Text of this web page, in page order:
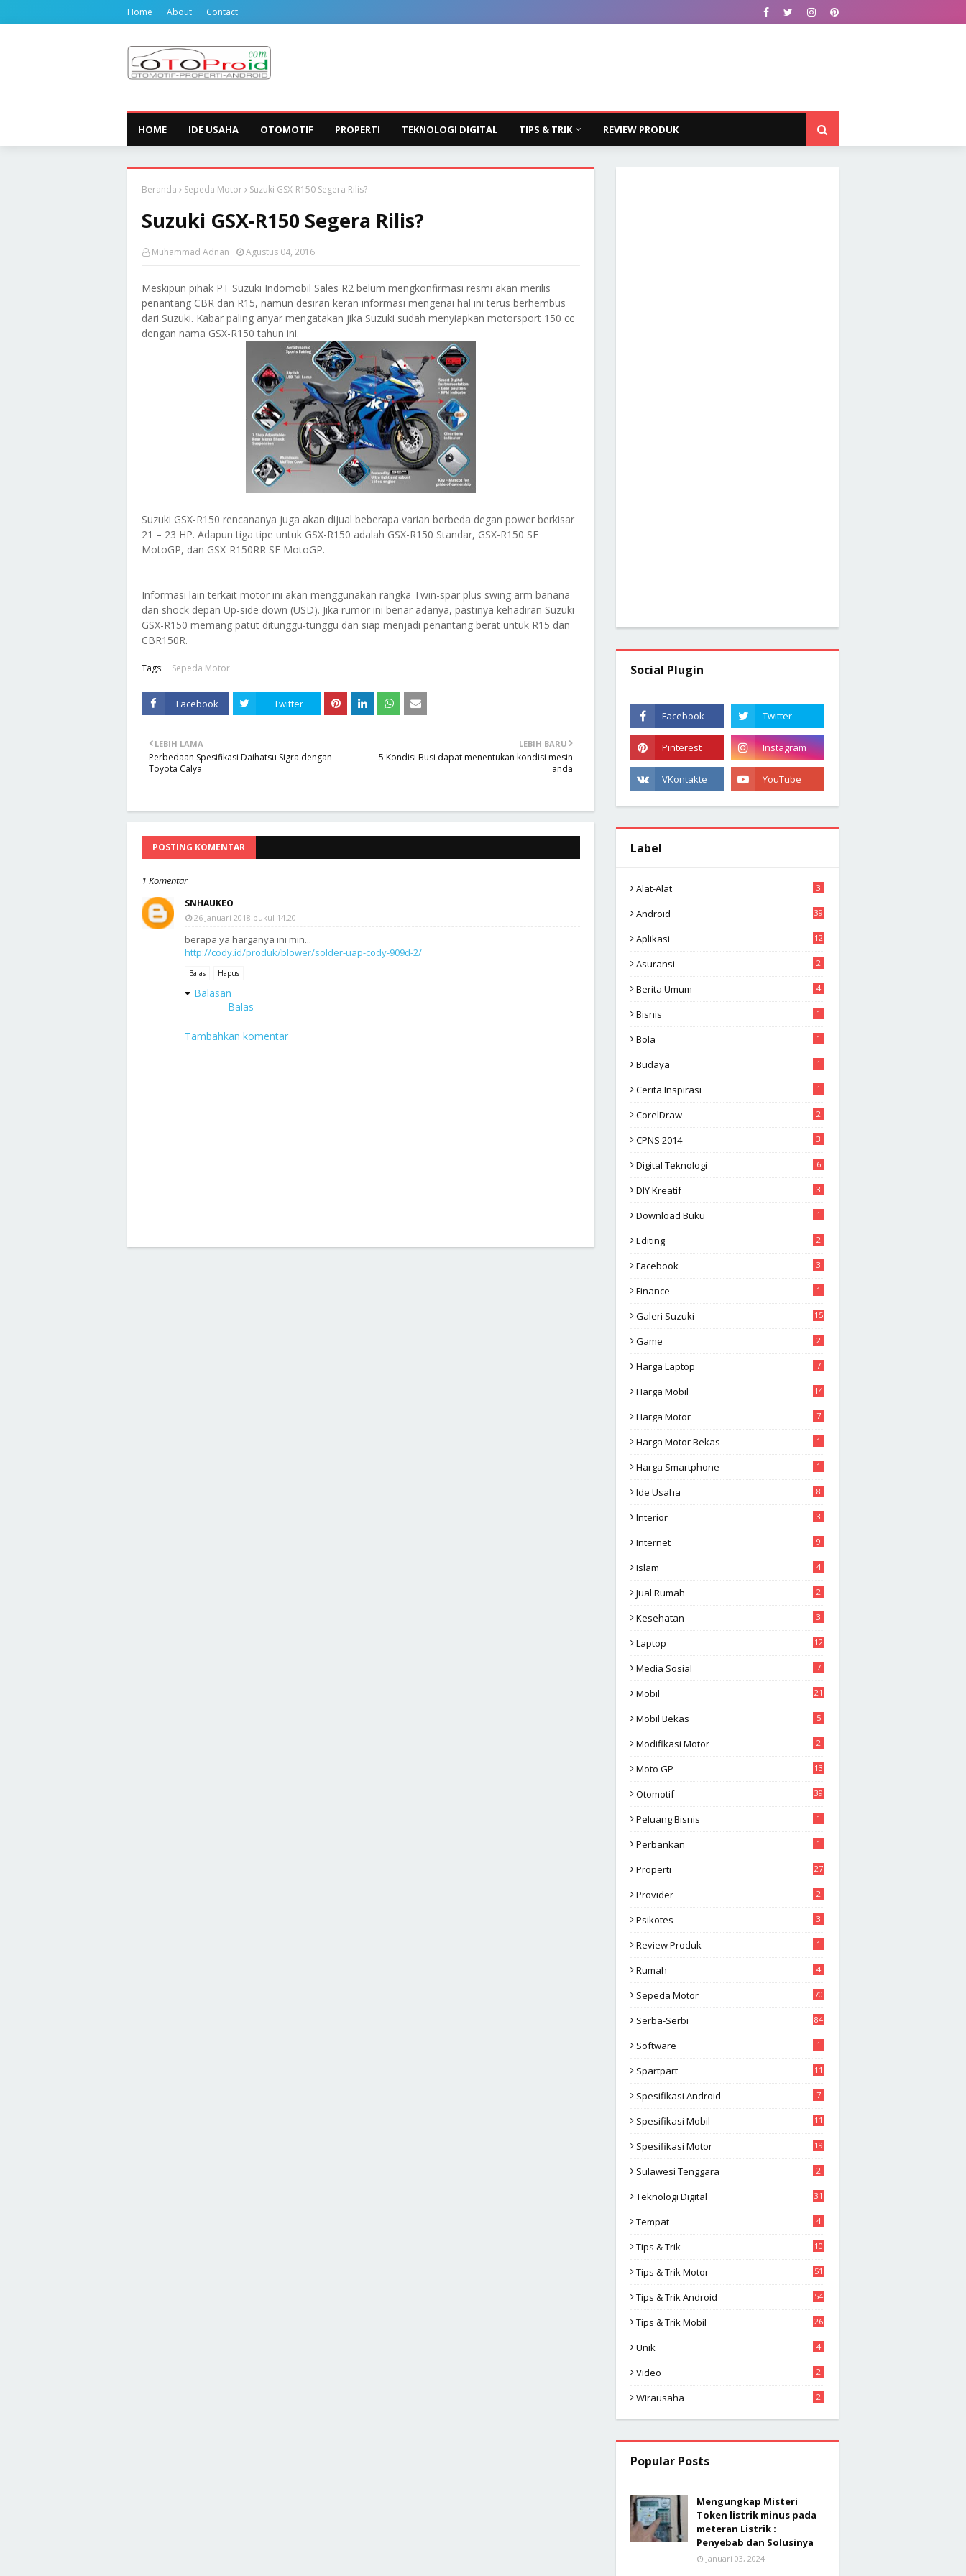
Home About Contact
HOME IDE USAHA OTOMOTIF PROPERTI TEKNOLOGI DIGITAL TIPS & TRIK REVIEW PRODUK
Beranda Sepeda Motor Suzuki GSX-R150 Segera Rilis?
Suzuki GSX-R150 Segera Rilis?
Muhammad Adnan Agustus 04, 2016
Meskipun pihak PT Suzuki Indomobil Sales R2 belum mengkonfirmasi resmi akan merilis
penantang CBR dan R15, namun desiran keran informasi mengenai hal ini terus berhembus
dari Suzuki. Kabar paling anyar mengatakan jika Suzuki sudah menyiapkan motorsport 150 cc
dengan nama GSX-R150 tahun ini.
Suzuki GSX-R150 rencananya juga akan dijual beberapa varian berbeda degan power berkisar
21 – 23 HP. Adapun tiga tipe untuk GSX-R150 adalah GSX-R150 Standar, GSX-R150 SE
MotoGP, dan GSX-R150RR SE MotoGP.
Informasi lain terkait motor ini akan menggunakan rangka Twin-spar plus swing arm banana
dan shock depan Up-side down (USD). Jika rumor ini benar adanya, pastinya kehadiran Suzuki
GSX-R150 memang patut ditunggu-tunggu dan siap menjadi penantang berat untuk R15 dan
CBR150R.
Tags: Sepeda Motor
Facebook Twitter
LEBIH BARU
5 Kondisi Busi dapat menentukan kondisi mesin
anda
LEBIH LAMA
Perbedaan Spesifikasi Daihatsu Sigra dengan
Toyota Calya
POSTING KOMENTAR
1 Komentar
SNHAUKEO
26 Januari 2018 pukul 14.20
berapa ya harganya ini min...
http://cody.id/produk/blower/solder-uap-cody-909d-2/
Balas Hapus
Balasan
Balas
Tambahkan komentar
Social Plugin
Label
Alat-Alat 3
Android 39
Aplikasi 12
Asuransi 2
Berita Umum 4
Bisnis 1
Bola 1
Budaya 1
Cerita Inspirasi 1
CorelDraw 2
CPNS 2014 3
Digital Teknologi 6
DIY Kreatif 3
Download Buku 1
Editing 2
Facebook 3
Finance 1
Galeri Suzuki 15
Game 2
Harga Laptop 7
Harga Mobil 14
Harga Motor 7
Harga Motor Bekas 1
Harga Smartphone 1
Ide Usaha 8
Interior 3
Internet 9
Islam 4
Jual Rumah 2
Kesehatan 3
Laptop 12
Media Sosial 7
Mobil 21
Mobil Bekas 5
Modifikasi Motor 2
Moto GP 13
Otomotif 39
Peluang Bisnis 1
Perbankan 1
Properti 27
Provider 2
Psikotes 3
Review Produk 1
Rumah 4
Sepeda Motor 70
Serba-Serbi 84
Software 1
Spartpart 11
Spesifikasi Android 7
Spesifikasi Mobil 11
Spesifikasi Motor 19
Sulawesi Tenggara 2
Teknologi Digital 31
Tempat 4
Tips & Trik
10
Tips & Trik Motor 51
Tips & Trik Android 54
Tips & Trik Mobil 26
Unik 4
Video 2
Wirausaha 2
Popular Posts
Mengungkap Misteri
Token listrik minus pada
meteran Listrik :
Penyebab dan Solusinya
Januari 03, 2024